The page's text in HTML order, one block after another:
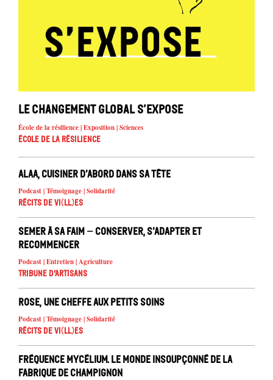
Le changement global s’expose
École de la résilience | Exposition | Sciences
École de la résilience
Alaa, cuisiner d’abord dans sa tête
Podcast | Témoignage | Solidarité
Récits de Vi(ll)es
Semer à sa faim – conserver, s’adapter et
recommencer
Podcast | Entretien | Agriculture
Tribune d'artisans
Rose, une cheffe aux petits soins
Podcast | Témoignage | Solidarité
Récits de Vi(ll)es
Fréquence Mycélium. Le monde insoupçonné de la
fabrique de champignon